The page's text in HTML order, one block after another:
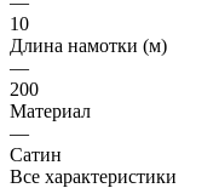
10
Длина намотки (м)
—
200
Материал
—
Сатин
Все характеристики